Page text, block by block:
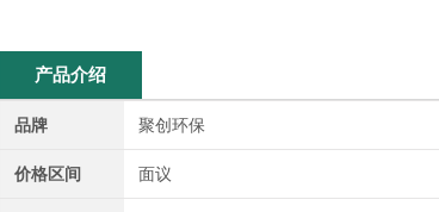
产品介绍
品牌 聚创环保
价格区间 面议